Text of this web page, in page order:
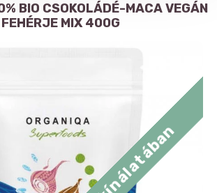
BIO CSOKOLÁDÉ-MACA VEGÁN
FEHÉRJE MIX 400G